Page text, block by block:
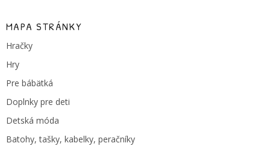
MAPA STRÁNKY
Hračky
Hry
Pre bábätká
Doplnky pre deti
Detská móda
Batohy, tašky, kabelky, peračníky